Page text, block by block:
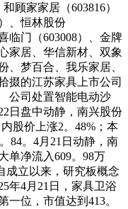
顾家家居（603816）
、恒林股份
临门（603008）、金牌
家居、华信新材、双象
、梦百合、我乐家居、
掇的江苏家具上市公司
公司处置智能电动沙
日盘中动静，南兴股份
股价上涨2。48%；本
84。4月21日动静，南
单净流入609。98万
成立以来，研究板概念
年4月21日，家具卫浴
位，市值达到413。